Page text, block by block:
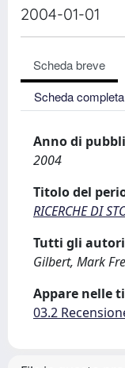
2004-01-01
Scheda breve
Scheda
Anno di
2004
Titolo del
RICERCHE DI
Tutti gli autori
Gilbert, Mark
Appare nelle
03.2